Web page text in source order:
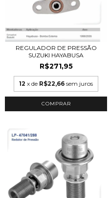
REGULADOR DE PRESSÃO
SUZUKI HAYABUSA
R$271,95
12 x de R$22,66 sem juros